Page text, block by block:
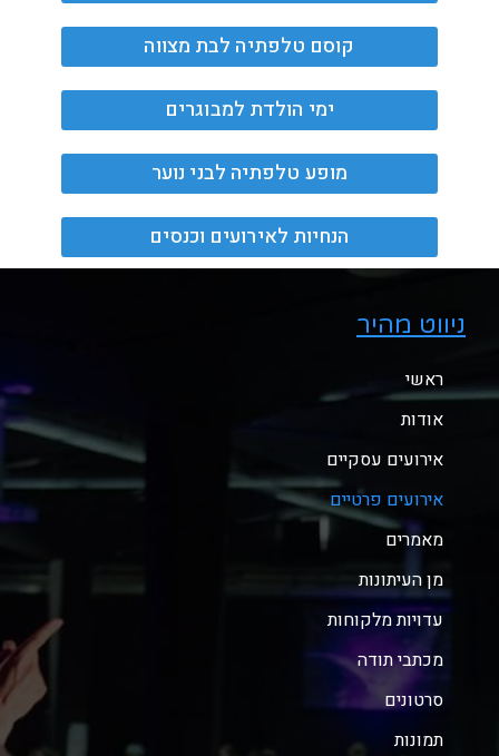
קוסם טלפתיה לבת מצווה
ימי הולדת למבוגרים
מופע טלפתיה לבני נוער
הנחיות לאירועים וכנסים
ניווט מהיר
ראשי
אודות
אירועים עסקיים
אירועים פרטיים
מאמרים
מן העיתונות
עדויות מלקוחות
מכתבי תודה
סרטונים
תמונות